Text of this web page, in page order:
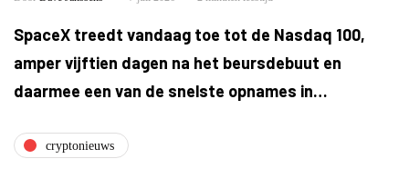
SpaceX treedt vandaag toe tot de Nasdaq 100,
amper vijftien dagen na het beursdebuut en
daarmee een van de snelste opnames in…
cryptonieuws